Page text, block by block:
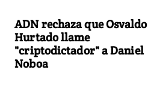
ADN rechaza que Osvaldo
Hurtado llame
"criptodictador" a Daniel
Noboa